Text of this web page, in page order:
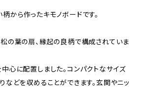
から作ったキモノボードです。
の葉の扇、縁起の良柄で構成されていま
心に配置しました。コンパクトなサイズ
などを収めることができます。玄関やニッ